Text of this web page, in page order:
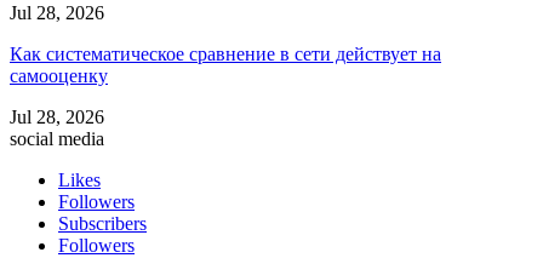
Jul 28, 2026
Как систематическое сравнение в сети действует на
самооценку
Jul 28, 2026
social media
Likes
Followers
Subscribers
Followers